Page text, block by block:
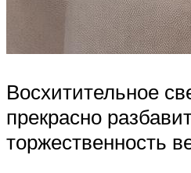
Восхитительное
прекрасно
торжественность